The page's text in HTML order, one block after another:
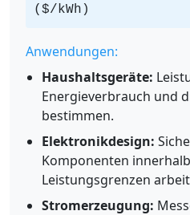
($/kWh)
Anwendungen:
Haushaltsgeräte:
Energieverbrauch und
bestimmen.
Elektronikdesign:
Komponenten
Leistungsgrenzen
Stromerzeugung: